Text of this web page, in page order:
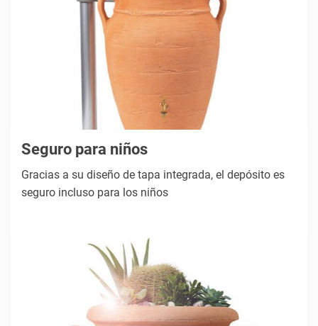
Seguro para niños
Gracias a su diseño de tapa integrada, el depósito es
seguro incluso para los niños